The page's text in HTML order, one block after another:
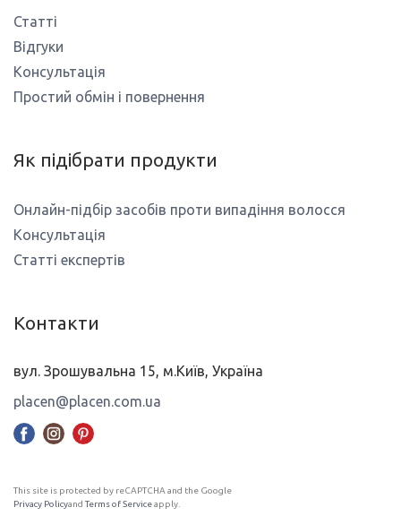
Статті
Відгуки
Консультація
Простий обмін і повернення
Як підібрати продукти
Онлайн-підбір засобів проти випадіння волосся
Консультація
Статті експертів
Контакти
вул. Зрошувальна 15, м.Київ, Україна
placen@placen.com.ua
This site is protected by reCAPTCHA and the Google
Privacy Policyand Terms of Serviceapply.